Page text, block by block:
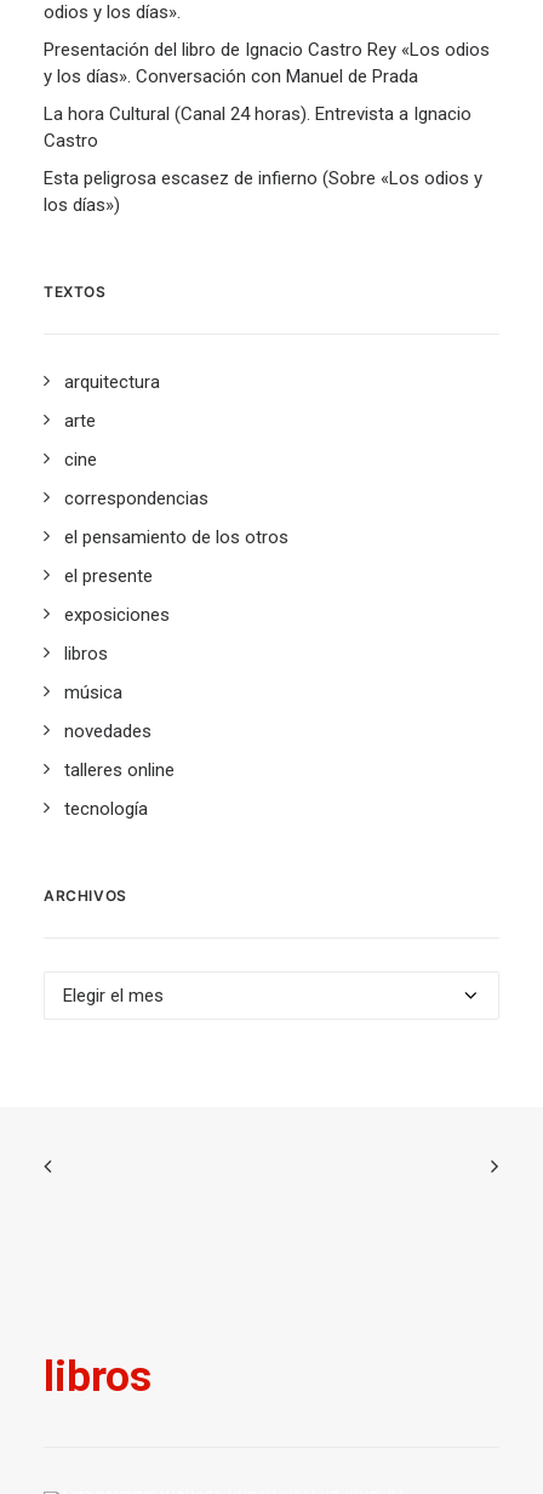
odios y los días».
Presentación del libro de Ignacio Castro Rey «Los odios
y los días». Conversación con Manuel de Prada
La hora Cultural (Canal 24 horas). Entrevista a Ignacio
Castro
Esta peligrosa escasez de infierno (Sobre «Los odios y
los días»)
TEXTOS
arquitectura
arte
cine
correspondencias
el pensamiento de los otros
el presente
exposiciones
libros
música
novedades
talleres online
tecnología
ARCHIVOS
Archivos
libros